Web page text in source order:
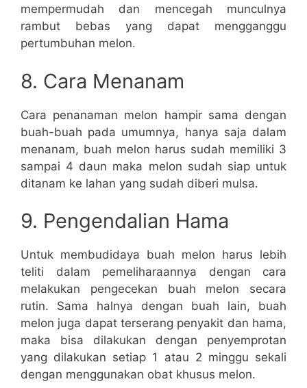
mempermudah dan mencegah munculnya
rambut bebas yang dapat mengganggu
pertumbuhan melon.
8. Cara Menanam
Cara penanaman melon hampir sama dengan
buah-buah pada umumnya, hanya saja dalam
menanam, buah melon harus sudah memiliki 3
sampai 4 daun maka melon sudah siap untuk
ditanam ke lahan yang sudah diberi mulsa.
9. Pengendalian Hama
Untuk membudidaya buah melon harus lebih
teliti dalam pemeliharaannya dengan cara
melakukan pengecekan buah melon secara
rutin. Sama halnya dengan buah lain, buah
melon juga dapat terserang penyakit dan hama,
maka bisa dilakukan dengan penyemprotan
yang dilakukan setiap 1 atau 2 minggu sekali
dengan menggunakan obat khusus melon.